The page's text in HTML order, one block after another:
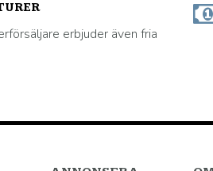
erbjuder även fria